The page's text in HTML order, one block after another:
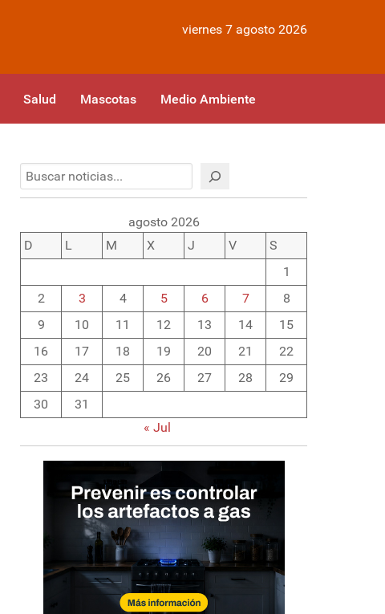
viernes 7 agosto 2026
Salud Mascotas Medio Ambiente
agosto 2026
D
L M X J V
S
1
2
3 4 5 6 7
8
9
10 11 12 13 14
15
16
17 18 19 20 21
22
23
24 25 26 27 28
29
30
31
« Jul